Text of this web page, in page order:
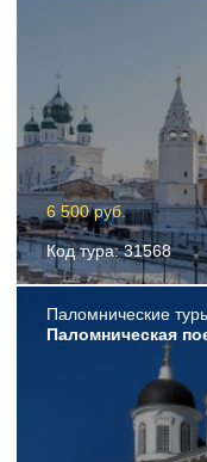
6 500 руб.
Код тура: 31568
Пaломнические
Паломническая